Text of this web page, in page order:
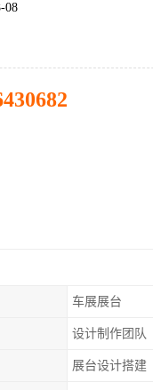
08
车展展台
设计制作团队
展台设计搭建